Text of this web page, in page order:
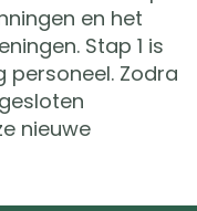
en het
Stap 1 is
personeel. Zodra
nieuwe